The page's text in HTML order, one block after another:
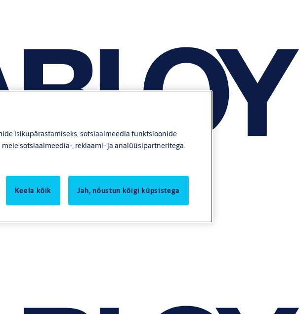
isikupärastamiseks, sotsiaalmeedia funktsioonide
sotsiaalmeedia-, reklaami- ja analüüsipartneritega.
Keela kõik Jah, nõustun kõigi küpsistega